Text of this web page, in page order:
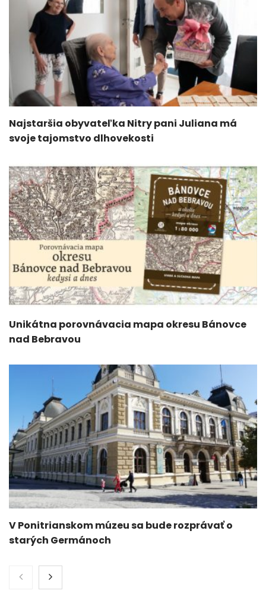
Najstaršia obyvateľka Nitry pani Juliana má
svoje tajomstvo dlhovekosti
Unikátna porovnávacia mapa okresu Bánovce
nad Bebravou
V Ponitrianskom múzeu sa bude rozprávať o
starých Germánoch